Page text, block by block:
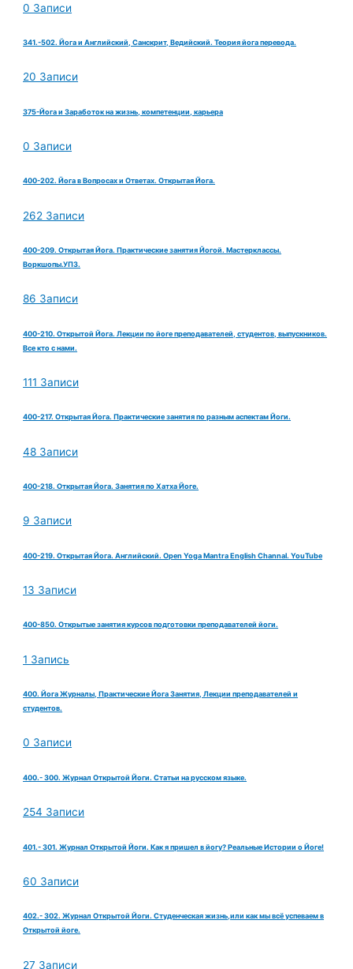
0 Записи
341.-502. Йога и Английский, Санскрит, Ведийский. Теория йога перевода.
20 Записи
375-Йога и Заработок на жизнь, компетенции, карьера
0 Записи
400-202. Йога в Вопросах и Ответах. Открытая Йога.
262 Записи
400-209. Открытая Йога. Практические занятия Йогой. Мастерклассы.
Воркшопы.УПЗ.
86 Записи
400-210. Открытой Йога. Лекции по йоге преподавателей, студентов, выпускников.
Все кто с нами.
111 Записи
400-217. Открытая Йога. Практические занятия по разным аспектам Йоги.
48 Записи
400-218. Открытая Йога. Занятия по Хатха Йоге.
9 Записи
400-219. Открытая Йога. Английский. Open Yoga Mantra English Channal. YouTube
13 Записи
400-850. Открытые занятия курсов подготовки преподавателей йоги.
1 Запись
400. Йога Журналы, Практические Йога Занятия, Лекции преподавателей и
студентов.
0 Записи
400.- 300. Журнал Открытой Йоги. Статьи на русском языке.
254 Записи
401.- 301. Журнал Открытой Йоги. Как я пришел в йогу? Реальные Истории о Йоге!
60 Записи
402.- 302. Журнал Открытой Йоги. Студенческая жизнь,или как мы всё успеваем в
Открытой йоге.
27 Записи